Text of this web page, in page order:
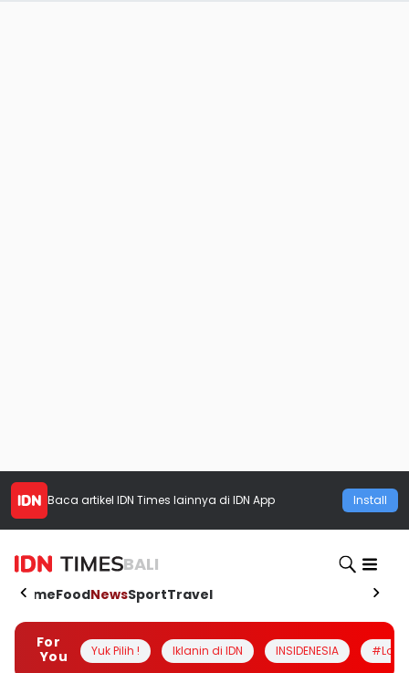
Baca artikel IDN Times lainnya di IDN App Install
BALI
HomeFoodNewsSportTravel
For
You
Yuk Pilih ! Iklanin di IDN INSIDENESIA